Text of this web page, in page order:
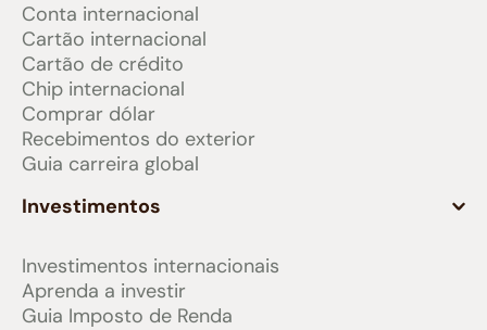
Conta internacional
Cartão internacional
Cartão de crédito
Chip internacional
Comprar dólar
Recebimentos do exterior
Guia carreira global
Investimentos
Investimentos internacionais
Aprenda a investir
Guia Imposto de Renda